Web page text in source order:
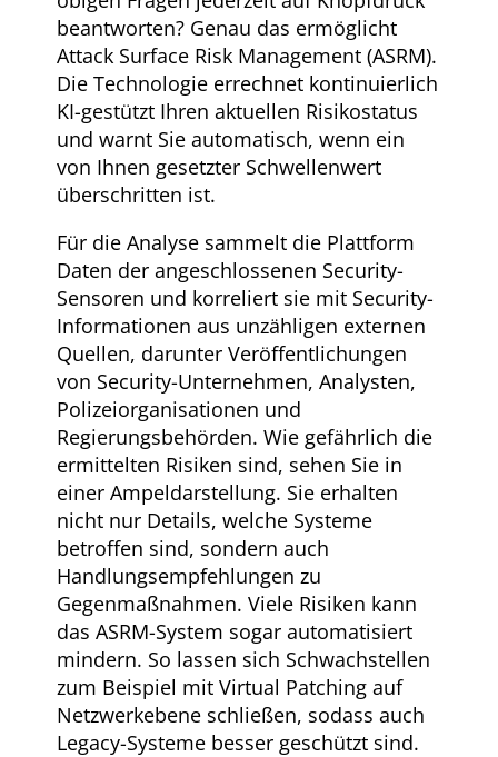
beantworten? Genau das ermöglicht
Attack Surface Risk Management (ASRM).
Die Technologie errechnet kontinuierlich
KI-gestützt Ihren aktuellen Risikostatus
und warnt Sie automatisch, wenn ein
von Ihnen gesetzter Schwellenwert
überschritten ist.
Für die Analyse sammelt die Plattform
Daten der angeschlossenen Security-
Sensoren und korreliert sie mit Security-
Informationen aus unzähligen externen
Quellen, darunter Veröffentlichungen
von Security-Unternehmen, Analysten,
Polizeiorganisationen und
Regierungsbehörden. Wie gefährlich die
ermittelten Risiken sind, sehen Sie in
einer Ampeldarstellung. Sie erhalten
nicht nur Details, welche Systeme
betroffen sind, sondern auch
Handlungsempfehlungen zu
Gegenmaßnahmen. Viele Risiken kann
das ASRM-System sogar automatisiert
mindern. So lassen sich Schwachstellen
zum Beispiel mit Virtual Patching auf
Netzwerkebene schließen, sodass auch
Legacy-Systeme besser geschützt sind.